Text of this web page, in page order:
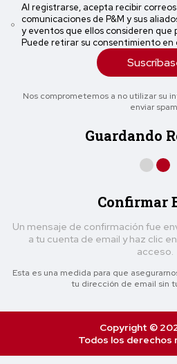
Al registrarse, acepta recibir
comunicaciones de P&M y sus
y eventos que ellos consideren que
Puede retirar su consentimiento
Nos comprometemos a no utilizar su
enviar
Guardando
Confirmar
Un mensaje de confirmación fue
a tu cuenta de email y haz clic
acceso.
Esta es una medida para que
tu dirección de email sin
Copyright ©
Todos los derechos